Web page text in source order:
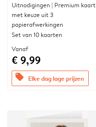
Uitnodigingen | Premium kaart
met keuze uit 3
papierafwerkingen
Set van 10 kaarten
Vanaf
€ 9,99
offers Elke dag lage prijzen